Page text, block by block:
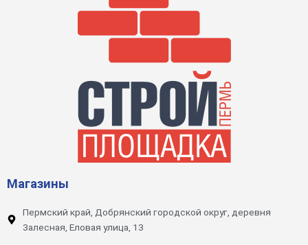
Магазины
Пермский край, Добрянский городской округ, деревня
Залесная, Еловая улица, 13